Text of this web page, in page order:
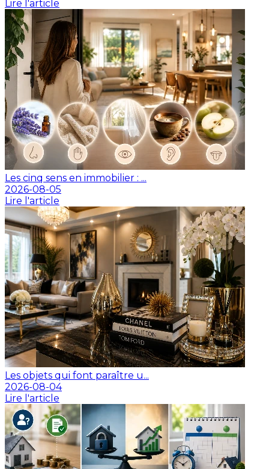
Lire l'article
Les cinq sens en immobilier : ...
2026-08-05
Lire l'article
Les objets qui font paraître u...
2026-08-04
Lire l'article